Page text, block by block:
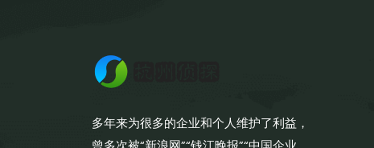
多年来为很多的企业和个人维护了利益，